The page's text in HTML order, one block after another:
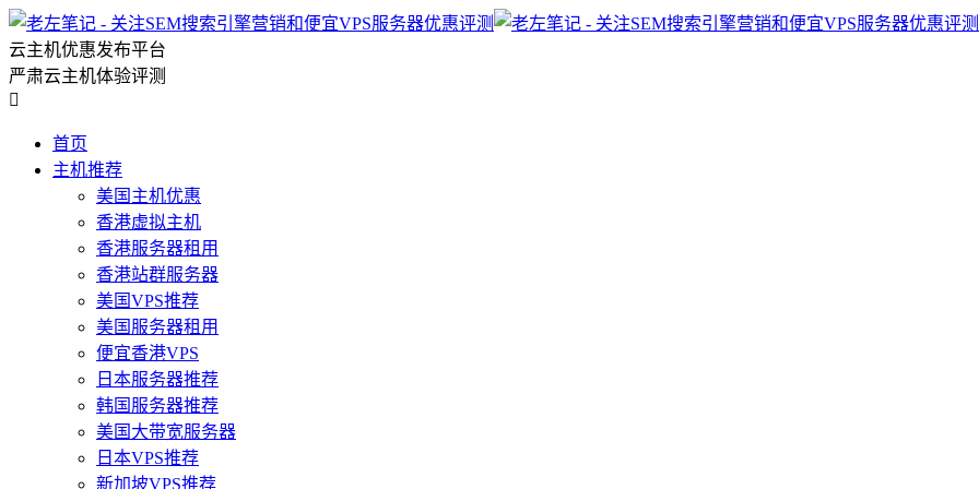
云主机优惠发布平台
严肃云主机体验评测

首页
主机推荐
美国主机优惠
香港虚拟主机
香港服务器租用
香港站群服务器
美国VPS推荐
美国服务器租用
便宜香港VPS
日本服务器推荐
韩国服务器推荐
美国大带宽服务器
日本VPS推荐
新加坡VPS推荐